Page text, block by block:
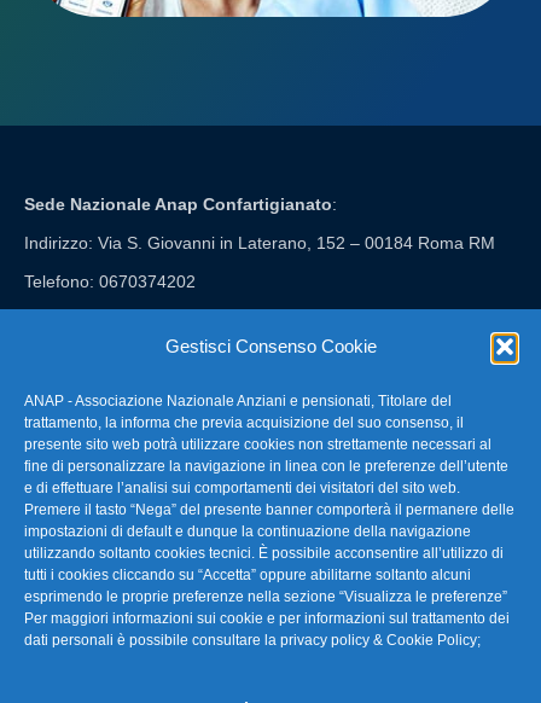
Gestisci Consenso Cookie
ANAP - Associazione Nazionale Anziani e pensionati, Titolare del
trattamento, la informa che previa acquisizione del suo consenso, il
presente sito web potrà utilizzare cookies non strettamente necessari al
fine di personalizzare la navigazione in linea con le preferenze dell’utente
e di effettuare l’analisi sui comportamenti dei visitatori del sito web.
Premere il tasto “Nega” del presente banner comporterà il permanere delle
impostazioni di default e dunque la continuazione della navigazione
utilizzando soltanto cookies tecnici. È possibile acconsentire all’utilizzo di
tutti i cookies cliccando su “Accetta” oppure abilitarne soltanto alcuni
esprimendo le proprie preferenze nella sezione “Visualizza le preferenze”
Per maggiori informazioni sui cookie e per informazioni sul trattamento dei
dati personali è possibile consultare la privacy policy & Cookie Policy;
Sede Nazionale Anap Confartigianato:
Indirizzo: Via S. Giovanni in Laterano, 152 – 00184 Roma RM
Telefono: 0670374202
FAQ – Domande Frequenti
La nostra Newsletter
Link Utili
TG Confartigianato
Privacy & Cookie Policy